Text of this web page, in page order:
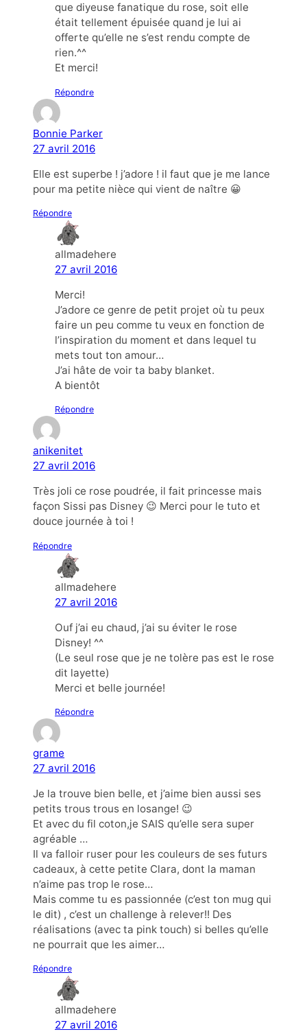
que diyeuse fanatique du rose, soit elle
était tellement épuisée quand je lui ai
offerte qu’elle ne s’est rendu compte de
rien.^^
Et merci!
Répondre
Bonnie Parker
27 avril 2016
Elle est superbe ! j’adore ! il faut que je me lance
pour ma petite nièce qui vient de naître 😀
Répondre
allmadehere
27 avril 2016
Merci!
J’adore ce genre de petit projet où tu peux
faire un peu comme tu veux en fonction de
l’inspiration du moment et dans lequel tu
mets tout ton amour…
J’ai hâte de voir ta baby blanket.
A bientôt
Répondre
anikenitet
27 avril 2016
Très joli ce rose poudrée, il fait princesse mais
façon Sissi pas Disney 😉 Merci pour le tuto et
douce journée à toi !
Répondre
allmadehere
27 avril 2016
Ouf j’ai eu chaud, j’ai su éviter le rose
Disney! ^^
(Le seul rose que je ne tolère pas est le rose
dit layette)
Merci et belle journée!
Répondre
grame
27 avril 2016
Je la trouve bien belle, et j’aime bien aussi ses
petits trous trous en losange! 😉
Et avec du fil coton,je SAIS qu’elle sera super
agréable …
Il va falloir ruser pour les couleurs de ses futurs
cadeaux, à cette petite Clara, dont la maman
n’aime pas trop le rose…
Mais comme tu es passionnée (c’est ton mug qui
le dit) , c’est un challenge à relever!! Des
réalisations (avec ta pink touch) si belles qu’elle
ne pourrait que les aimer…
Répondre
allmadehere
27 avril 2016